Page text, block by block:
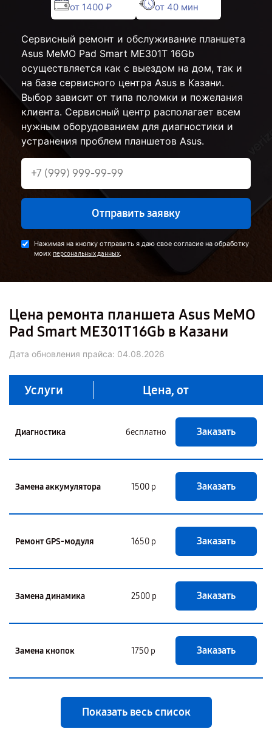
от 1400 ₽ от 40 мин
Сервисный ремонт и обслуживание планшета
Asus MeMO Pad Smart ME301T 16Gb
осуществляется как с выездом на дом, так и
на базе сервисного центра Asus в Казани.
Выбор зависит от типа поломки и пожелания
клиента. Сервисный центр располагает всем
нужным оборудованием для диагностики и
устранения проблем планшетов Asus.
Отправить заявку
Нажимая на кнопку отправить я даю свое согласие на обработку
моих персональных данных.
Цена ремонта планшета Asus MeMO
Pad Smart ME301T 16Gb в Казани
Дата обновления прайса: 04.08.2026
Услуги Цена, от
Диагностика бесплатно Заказать
Замена аккумулятора 1500 р Заказать
Ремонт GPS-модуля 1650 р Заказать
Замена динамика 2500 р Заказать
Замена кнопок 1750 р Заказать
Показать весь список